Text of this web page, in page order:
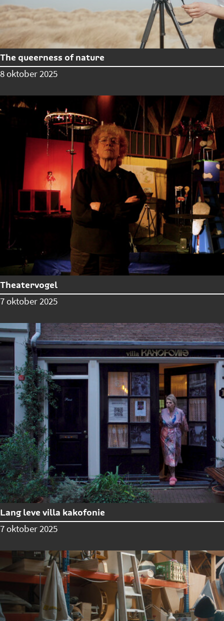
The queerness of nature
8 oktober 2025
Theatervogel
7 oktober 2025
Lang leve villa kakofonie
7 oktober 2025